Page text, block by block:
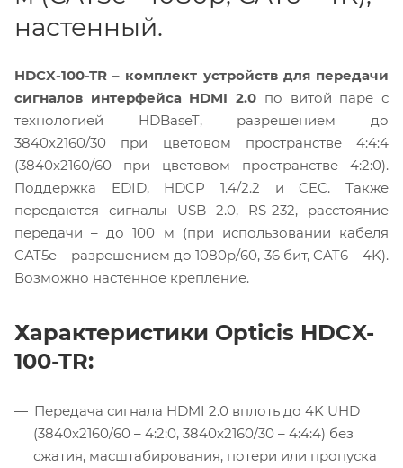
настенный.
HDCX-100-TR – комплект устройств для передачи
сигналов интерфейса HDMI 2.0 по витой паре с
технологией HDBaseT, разрешением до
3840x2160/30 при цветовом пространстве 4:4:4
(3840x2160/60 при цветовом пространстве 4:2:0).
Поддержка EDID, HDCP 1.4/2.2 и CEC. Также
передаются сигналы USB 2.0, RS-232, расстояние
передачи – до 100 м (при использовании кабеля
CAT5e – разрешением до 1080p/60, 36 бит, CAT6 – 4K).
Возможно настенное крепление.
Характеристики Opticis HDCX-
100-TR:
Передача сигнала HDMI 2.0 вплоть до 4K UHD
(3840x2160/60 – 4:2:0, 3840x2160/30 – 4:4:4) без
сжатия, масштабирования, потери или пропуска